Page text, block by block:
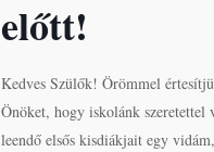
előtt!
Kedves Szülők! Örömmel
Önöket, hogy iskolánk szeretettel
leendő elsős kisdiákjait egy vidám,